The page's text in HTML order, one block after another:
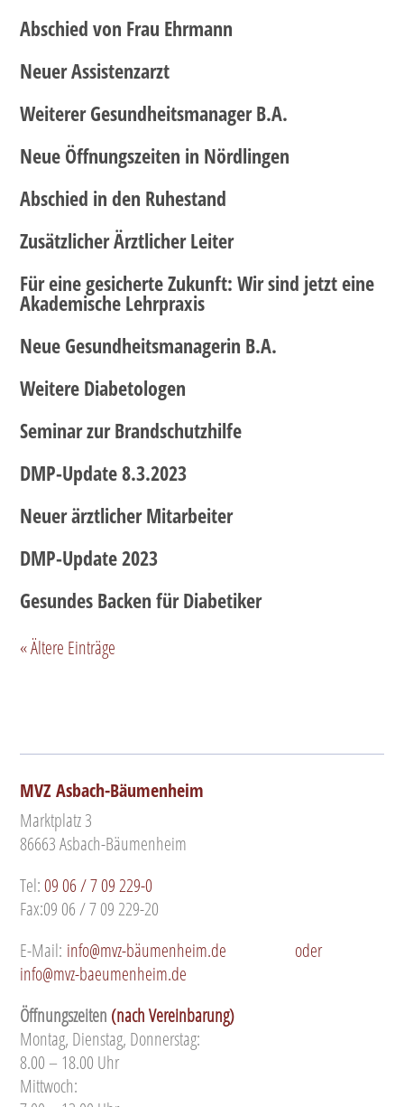
Abschied von Frau Ehrmann
Neuer Assistenzarzt
Weiterer Gesundheitsmanager B.A.
Neue Öffnungszeiten in Nördlingen
Abschied in den Ruhestand
Zusätzlicher Ärztlicher Leiter
Für eine gesicherte Zukunft: Wir sind jetzt eine
Akademische Lehrpraxis
Neue Gesundheitsmanagerin B.A.
Weitere Diabetologen
Seminar zur Brandschutzhilfe
DMP-Update 8.3.2023
Neuer ärztlicher Mitarbeiter
DMP-Update 2023
Gesundes Backen für Diabetiker
« Ältere Einträge
MVZ Asbach-Bäumenheim
Marktplatz 3
86663 Asbach-Bäumenheim
Tel:09 06 / 7 09 229-0
Fax:09 06 / 7 09 229-20
E-Mail: info@mvz-bäumenheim.de
oder
info@mvz-baeumenheim.de
Öffnungszeiten (nach Vereinbarung)
Montag, Dienstag, Donnerstag:
8.00 – 18.00 Uhr
Mittwoch: